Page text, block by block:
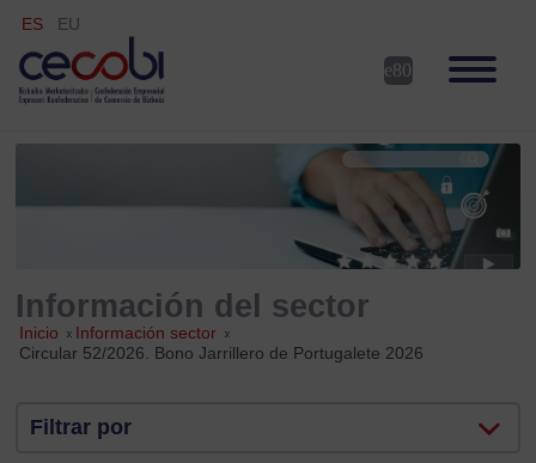
ES EU
Información del sector
Inicio » Información sector »
Circular 52/2026. Bono Jarrillero de Portugalete 2026
Filtrar por